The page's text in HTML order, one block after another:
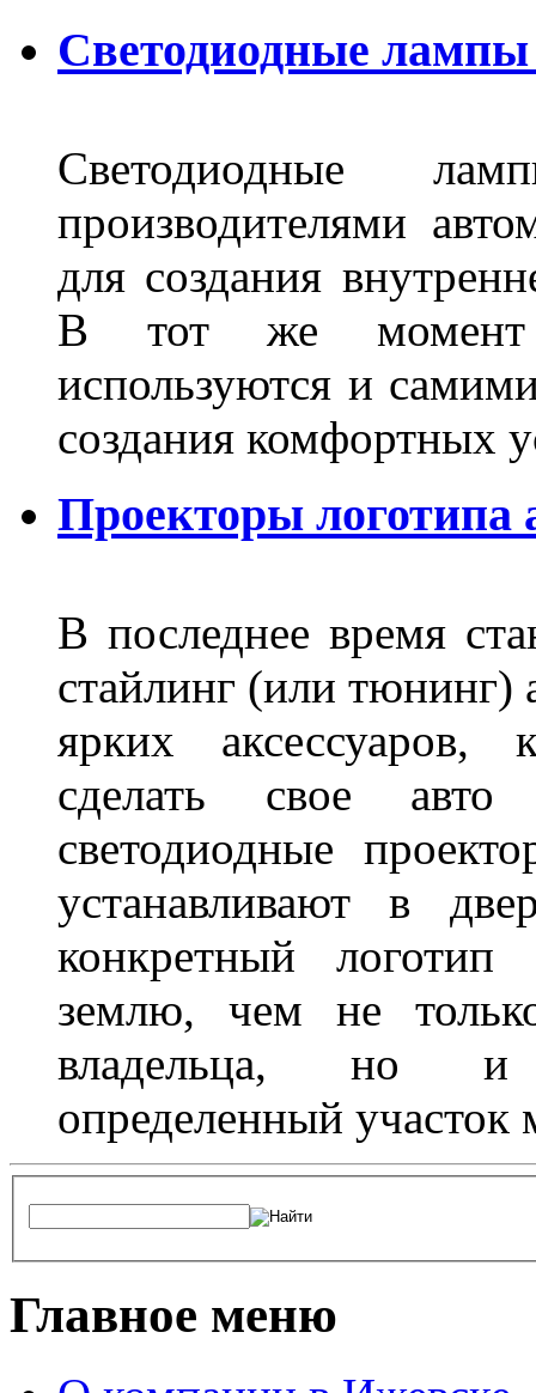
Светодиодные
Светодиодные
производителями
для создания
В тот же момент
используются и
создания комфортных
Проекторы логотипа
В последнее время
стайлинг (или тюнинг)
ярких аксессуаров,
сделать свое
светодиодные
устанавливают в
конкретный логотип
землю, чем не
владельца, но и
определенный участок
Главное меню